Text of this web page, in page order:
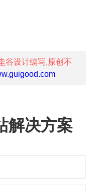
谷设计编写,原创不
解决方案